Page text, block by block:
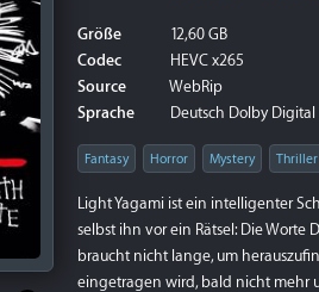
Größe
12,60 GB
Codec
HEVC x265
Source
WebRip
Sprache
Deutsch Dolby Digital
Fantasy Horror Mystery Thriller
Light Yagami ist ein intelligenter
selbst ihn vor ein Rätsel: Die
braucht nicht lange, um
eingetragen wird, bald nicht mehr